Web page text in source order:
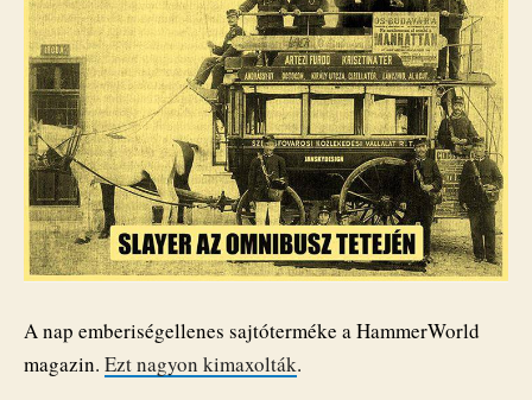
A nap emberiségellenes sajtóterméke a HammerWorld
magazin. Ezt nagyon kimaxolták.